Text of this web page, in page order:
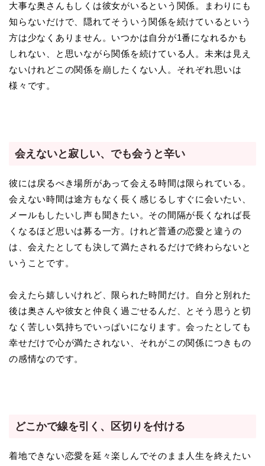
大事な奥さんもしくは彼女がいるという関係。まわりにも
知らないだけで、隠れてそういう関係を続けているという
方は少なくありません。いつかは自分が1番になれるかも
しれない、と思いながら関係を続けている人。未来は見え
ないけれどこの関係を崩したくない人。それぞれ思いは
様々です。
会えないと寂しい、でも会うと辛い
彼には戻るべき場所があって会える時間は限られている。
会えない時間は途方もなく長く感じるしすぐに会いたい、
メールもしたいし声も聞きたい。その間隔が長くなれば長
くなるほど思いは募る一方。けれど普通の恋愛と違うの
は、会えたとしても決して満たされるだけで終わらないと
いうことです。
会えたら嬉しいけれど、限られた時間だけ。自分と別れた
後は奥さんや彼女と仲良く過ごせるんだ、とそう思うと切
なく苦しい気持ちでいっぱいになります。会ったとしても
幸せだけで心が満たされない、それがこの関係につきもの
の感情なのです。
どこかで線を引く、区切りを付ける
着地できない恋愛を延々楽しんでそのまま人生を終えたい